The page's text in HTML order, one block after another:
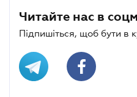
Читайте нас в
Підпишіться, щоб бути в